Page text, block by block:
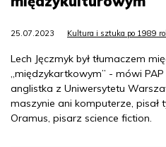
25.07.2023 Kultura i sztuka po 1989
Lech Jęczmyk był tłumaczem
„międzykartkowym” - mówi
anglistka z Uniwersytetu
maszynie ani komputerze, pisał
Oramus, pisarz science fiction.